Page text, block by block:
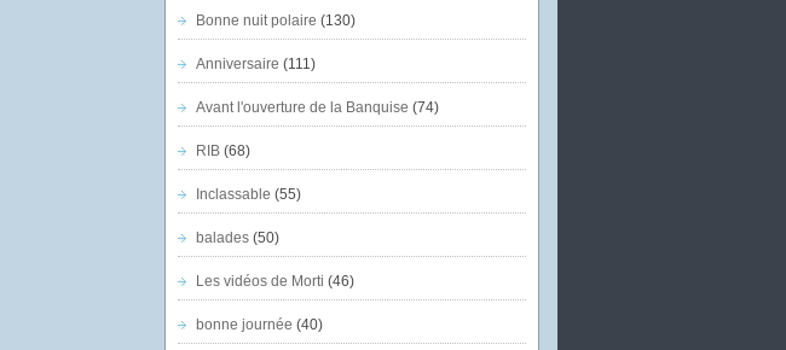
Bonne nuit polaire (130)
Anniversaire (111)
Avant l'ouverture de la Banquise (74)
RIB(68)
Inclassable (55)
balades(50)
Les vidéos de Morti (46)
bonne journée (40)